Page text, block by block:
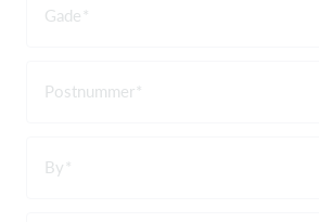
Gade
Postnummer
By